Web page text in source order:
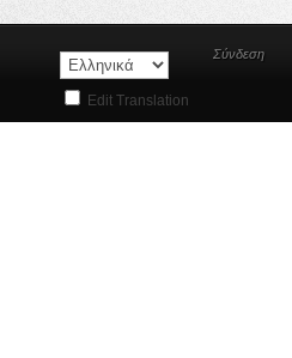
Edit Translation
Σύνδεση